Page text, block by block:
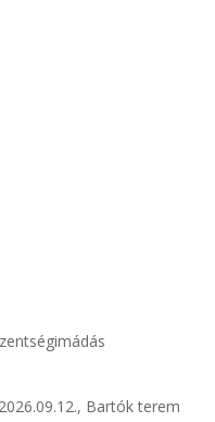
Bartók terem